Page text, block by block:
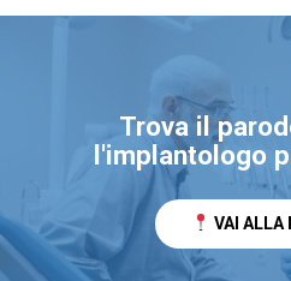
Trova il
l'implantologo
VAI ALLA